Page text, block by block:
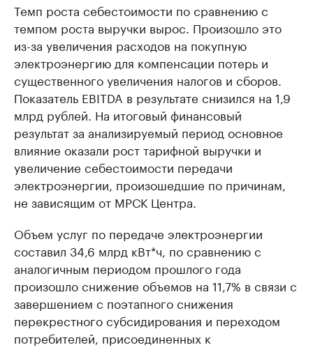
Темп роста себестоимости по сравнению с
темпом роста выручки вырос. Произошло это
из-за увеличения расходов на покупную
электроэнергию для компенсации потерь и
существенного увеличения налогов и сборов.
Показатель EBITDA в результате снизился на 1,9
млрд рублей. На итоговый финансовый
результат за анализируемый период основное
влияние оказали рост тарифной выручки и
увеличение себестоимости передачи
электроэнергии, произошедшие по причинам,
не зависящим от МРСК Центра.
Объем услуг по передаче электроэнергии
составил 34,6 млрд кВт*ч, по сравнению с
аналогичным периодом прошлого года
произошло снижение объемов на 11,7% в связи с
завершением с поэтапного снижения
перекрестного субсидирования и переходом
потребителей, присоединенных к